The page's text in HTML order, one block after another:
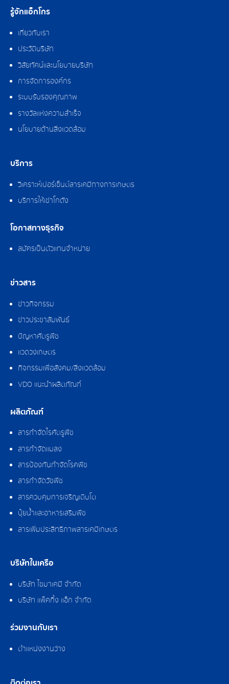
รู้จักแอ็กโกร
เกี่ยวกับเรา
ประวัติบริษัท
วิสัยทัศน์และนโยบายบริษัท
การจัดการองค์กร
ระบบรับรองคุณภาพ
รางวัลแห่งความสำเร็จ
นโยบายด้านสิ่งแวดล้อม
บริการ
วิเคราะห์เปอร์เซ็นต์สารเคมีทางการเกษตร
บริการให้เช่าโกดัง
โอกาสทางธุรกิจ
สมัครเป็นตัวแทนจำหน่าย
ข่าวสาร
ข่าวกิจกรรม
ข่าวประชาสัมพันธ์
ปัญหาศัตรูพืช
แวดวงเกษตร
กิจกรรมเพื่อสังคม/สิ่งแวดล้อม
VDO แนะนำผลิตภัณฑ์
ผลิตภัณฑ์
สารกำจัดไรศัตรูพืช
สารกำจัดแมลง
สารป้องกันกำจัดโรคพืช
สารกำจัดวัชพืช
สารควบคุมการเจริญเติบโต
ปุ๋ยน้ำและอาหารเสริมพืช
สารเพิ่มประสิทธิภาพสารเคมีเกษตร
บริษัทในเครือ
บริษัท ไซมาเคมี จำกัด
บริษัท แพ็คกิ้ง แอ็ก จำกัด
ร่วมงานกับเรา
ตำแหน่งงานว่าง